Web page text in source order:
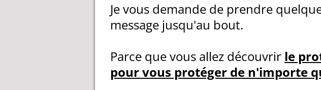
Je vous demande de prendre
message jusqu'au bout.
Parce que vous allez découvrir le
pour vous protéger de n'importe